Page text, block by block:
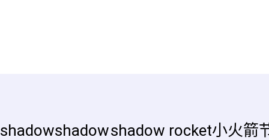
shadowshadowshadow rocket小火箭